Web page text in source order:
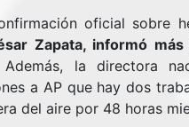
oficial sobre
Zapata, informó
Además, la directora
a AP que hay dos
del aire por 48 horas